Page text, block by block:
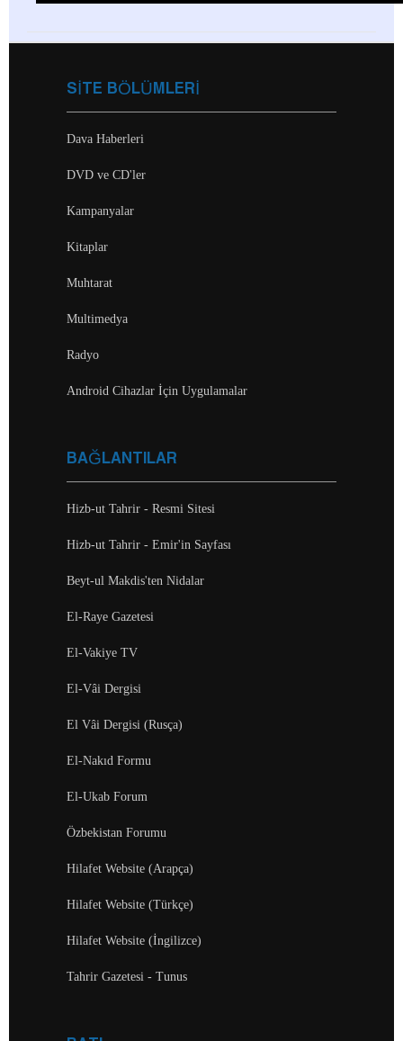
SİTE BÖLÜMLERİ
Dava Haberleri
DVD ve CD'ler
Kampanyalar
Kitaplar
Muhtarat
Multimedya
Radyo
Android Cihazlar İçin Uygulamalar
BAĞLANTILAR
Hizb-ut Tahrir - Resmi Sitesi
Hizb-ut Tahrir - Emir'in Sayfası
Beyt-ul Makdis'ten Nidalar
El-Raye Gazetesi
El-Vakiye TV
El-Vâi Dergisi
El Vâi Dergisi (Rusça)
El-Nakıd Formu
El-Ukab Forum
Özbekistan Forumu
Hilafet Website (Arapça)
Hilafet Website (Türkçe)
Hilafet Website (İngilizce)
Tahrir Gazetesi - Tunus